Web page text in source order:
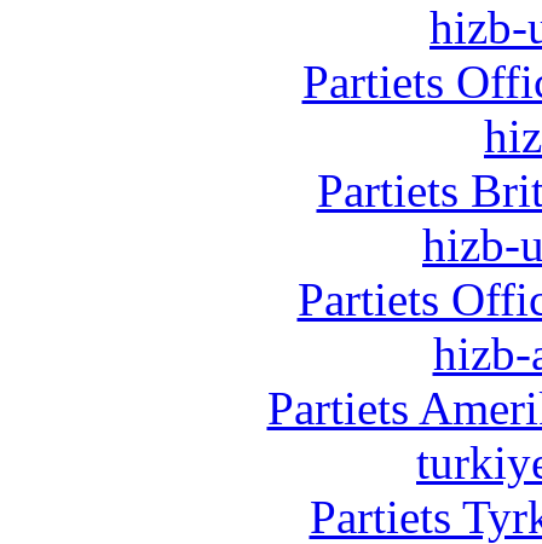
hizb-
Partiets
Partiets
hizb-
Partiets
hizb-
Partiets
Partiets